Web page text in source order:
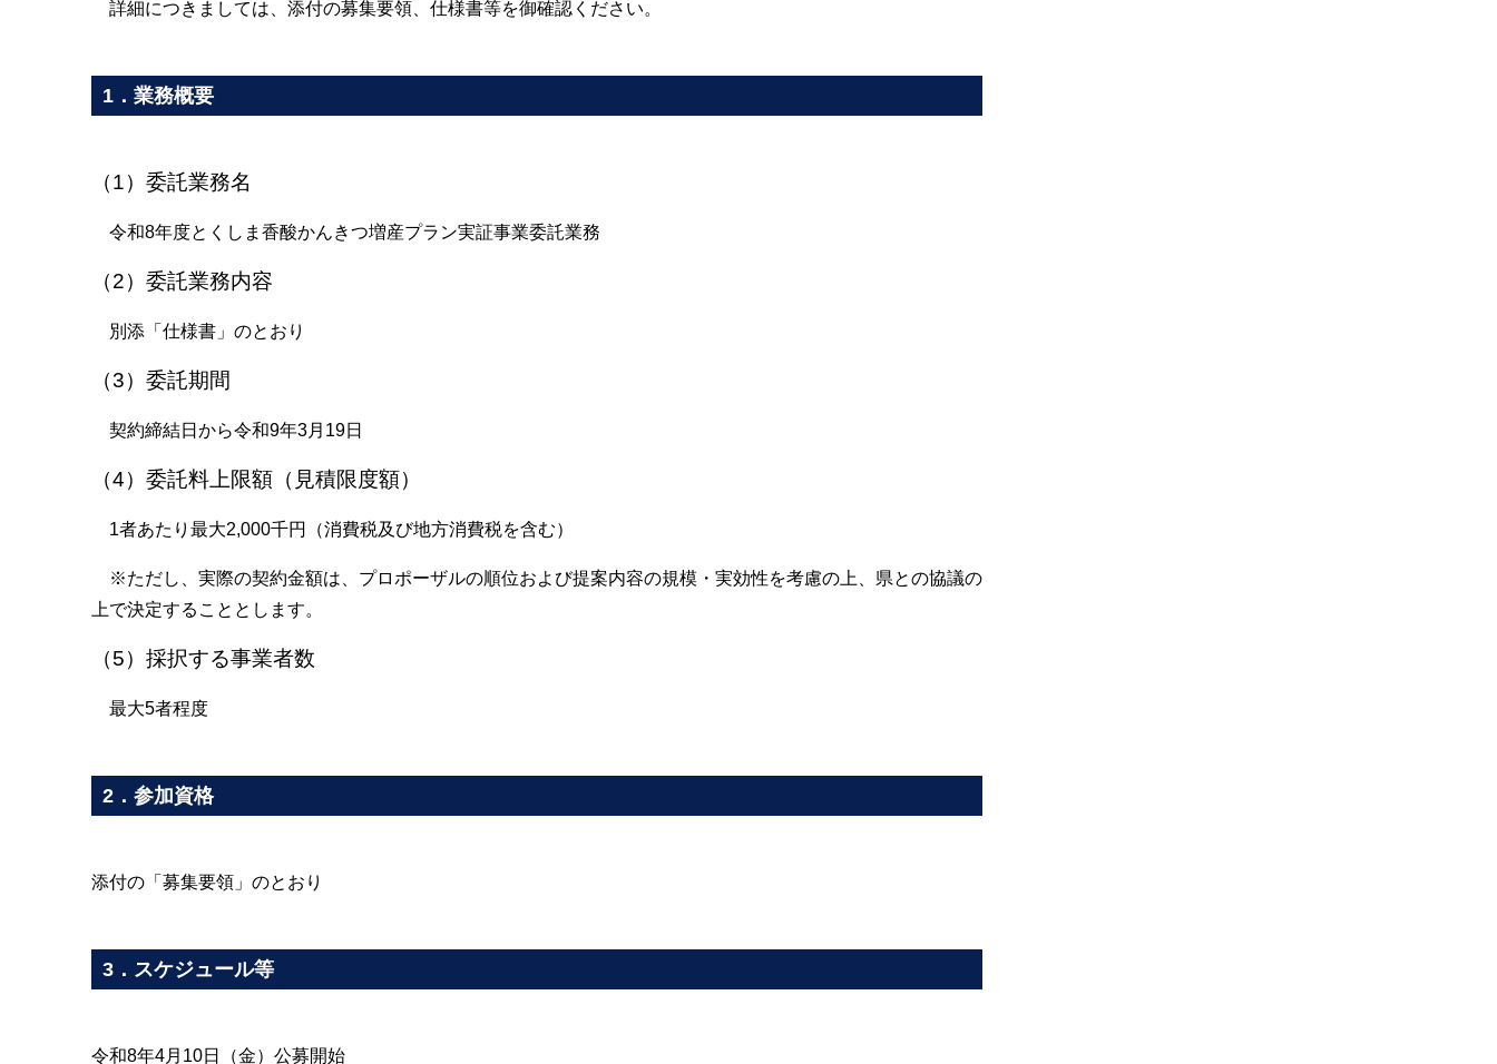
詳細につきましては、添付の募集要領、仕様書等を御確認ください。
1．業務概要
（1）委託業務名
令和8年度とくしま香酸かんきつ増産プラン実証事業委託業務
（2）委託業務内容
別添「仕様書」のとおり
（3）委託期間
契約締結日から令和9年3月19日
（4）委託料上限額（見積限度額）
1者あたり最大2,000千円（消費税及び地方消費税を含む）
※ただし、実際の契約金額は、プロポーザルの順位および提案内容の規模・実効性を考慮の上、県との協議の
上で決定することとします。
（5）採択する事業者数
最大5者程度
2．参加資格
添付の「募集要領」のとおり
3．スケジュール等
令和8年4月10日（金）公募開始